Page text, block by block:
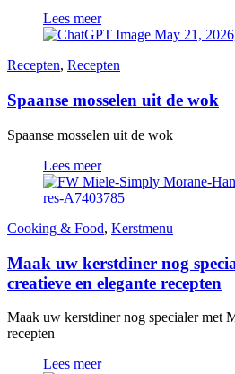
Lees meer
Recepten, Recepten
Spaanse mosselen uit de wok
Spaanse mosselen uit de wok
Lees meer
Cooking & Food, Kerstmenu
Maak uw kerstdiner nog
creatieve en elegante recepten
Maak uw kerstdiner nog specialer met
recepten
Lees meer